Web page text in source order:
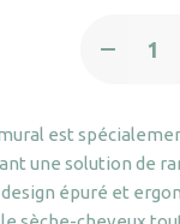
Thalos
est
une solution de
design épuré et